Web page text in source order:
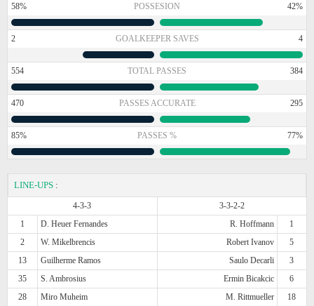
58% POSSESION 42%
2 GOALKEEPER SAVES 4
554 TOTAL PASSES 384
470 PASSES ACCURATE 295
85% PASSES % 77%
LINE-UPS :
4-3-3
3-3-2-2
1
D. Heuer Fernandes R. Hoffmann
1
2
W. Mikelbrencis Robert Ivanov
5
13
Guilherme Ramos Saulo Decarli
3
35
S. Ambrosius Ermin Bicakcic
6
28
Miro Muheim M. Rittmueller
18